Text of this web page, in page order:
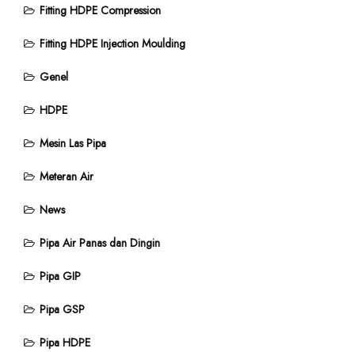
Fitting HDPE Compression
Fitting HDPE Injection Moulding
Genel
HDPE
Mesin Las Pipa
Meteran Air
News
Pipa Air Panas dan Dingin
Pipa GIP
Pipa GSP
Pipa HDPE